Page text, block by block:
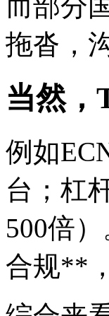
拖沓，
当然
例如
台；杠
500倍
合规**